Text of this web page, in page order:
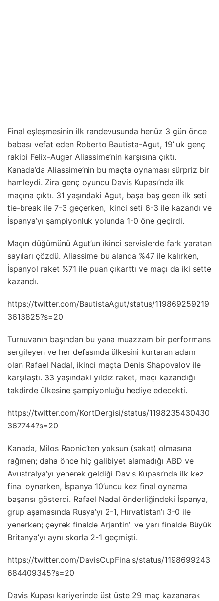
Final eşleşmesinin ilk randevusunda henüz 3 gün önce
babası vefat eden Roberto Bautista-Agut, 19’luk genç
rakibi Felix-Auger Aliassime’nin karşısına çıktı.
Kanada’da Aliassime’nin bu maçta oynaması sürpriz bir
hamleydi. Zira genç oyuncu Davis Kupası’nda ilk
maçına çıktı. 31 yaşındaki Agut, başa baş geen ilk seti
tie-break ile 7-3 geçerken, ikinci seti 6-3 ile kazandı ve
İspanya’yı şampiyonluk yolunda 1-0 öne geçirdi.
Maçın düğümünü Agut’un ikinci servislerde fark yaratan
sayıları çözdü. Aliassime bu alanda %47 ile kalırken,
İspanyol raket %71 ile puan çıkarttı ve maçı da iki sette
kazandı.
https://twitter.com/BautistaAgut/status/119869259219
3613825?s=20
Turnuvanın başından bu yana muazzam bir performans
sergileyen ve her defasında ülkesini kurtaran adam
olan Rafael Nadal, ikinci maçta Denis Shapovalov ile
karşılaştı. 33 yaşındaki yıldız raket, maçı kazandığı
takdirde ülkesine şampiyonluğu hediye edecekti.
https://twitter.com/KortDergisi/status/1198235430430
367744?s=20
Kanada, Milos Raonic’ten yoksun (sakat) olmasına
rağmen; daha önce hiç galibiyet alamadığı ABD ve
Avustralya’yı yenerek geldiği Davis Kupası’nda ilk kez
final oynarken, İspanya 10’uncu kez final oynama
başarısı gösterdi. Rafael Nadal önderliğindeki İspanya,
grup aşamasında Rusya’yı 2-1, Hırvatistan’ı 3-0 ile
yenerken; çeyrek finalde Arjantin’i ve yarı finalde Büyük
Britanya’yı aynı skorla 2-1 geçmişti.
https://twitter.com/DavisCupFinals/status/1198699243
684409345?s=20
Davis Kupası kariyerinde üst üste 29 maç kazanarak